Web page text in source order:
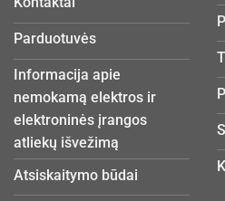
Parduotuvės
Informacija apie
nemokamą elektros ir
elektroninės įrangos
atliekų išvežimą
Atsiskaitymo būdai